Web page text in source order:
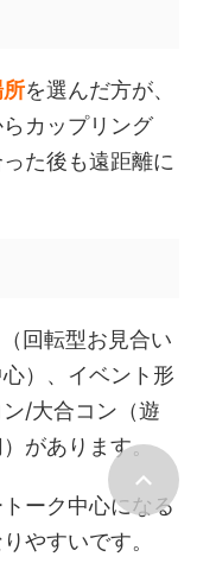
を選んだ方が、
カップリング
た後も遠距離に
回転型お見合い
）、イベント形
/大合コン（遊
があります。
ーク中心になる
やすいです。